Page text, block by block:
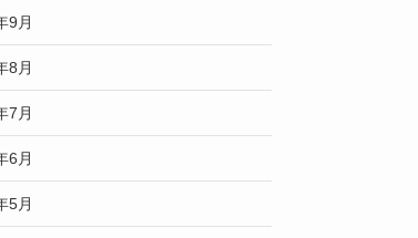
9月
8月
7月
6月
5月